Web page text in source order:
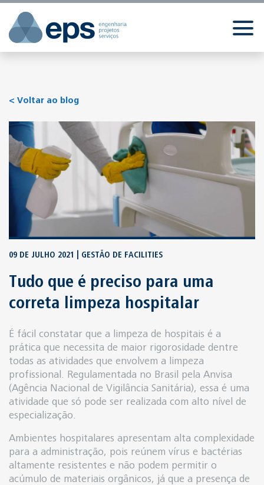
< Voltar ao blog
09 DE JULHO 2021 | GESTÃO DE FACILITIES
Tudo que é preciso para uma
correta limpeza hospitalar
É fácil constatar que a limpeza de hospitais é a
prática que necessita de maior rigorosidade dentre
todas as atividades que envolvem a limpeza
profissional. Regulamentada no Brasil pela Anvisa
(Agência Nacional de Vigilância Sanitária), essa é uma
atividade que só pode ser realizada com alto nível de
especialização.
Ambientes hospitalares apresentam alta complexidade
para a administração, pois reúnem vírus e bactérias
altamente resistentes e não podem permitir o
acúmulo de materiais orgânicos, já que a presença de